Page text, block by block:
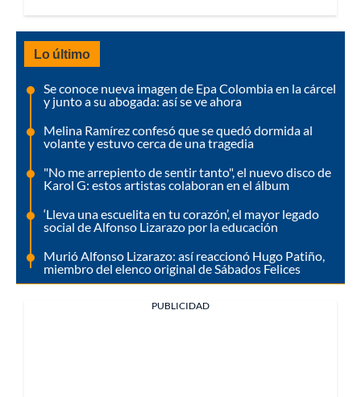
Lo último
Se conoce nueva imagen de Epa Colombia en la cárcel
y junto a su abogada: así se ve ahora
Melina Ramírez confesó que se quedó dormida al
volante y estuvo cerca de una tragedia
"No me arrepiento de sentir tanto", el nuevo disco de
Karol G: estos artistas colaboran en el álbum
‘Lleva una escuelita en tu corazón’, el mayor legado
social de Alfonso Lizarazo por la educación
Murió Alfonso Lizarazo: así reaccionó Hugo Patiño,
miembro del elenco original de Sábados Felices
PUBLICIDAD